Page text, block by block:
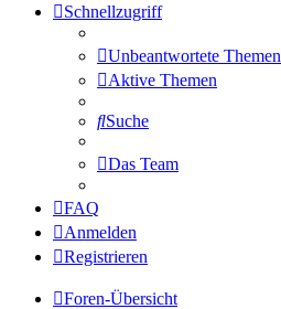
Schnellzugriff
Unbeantwortete Themen
Aktive Themen
Suche
Das Team
FAQ
Anmelden
Registrieren
Foren-Übersicht